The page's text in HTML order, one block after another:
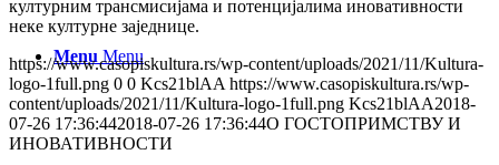
Menu Menu
културним трансмисијама и потенцијалима иновативности
неке културне заједнице.
https://www.casopiskultura.rs/wp-content/uploads/2021/11/Kultura-
logo-1full.png 0 0 Kcs21blAA https://www.casopiskultura.rs/wp-
content/uploads/2021/11/Kultura-logo-1full.png Kcs21blAA2018-
07-26 17:36:442018-07-26 17:36:44О ГОСТОПРИМСТВУ И
ИНОВАТИВНОСТИ